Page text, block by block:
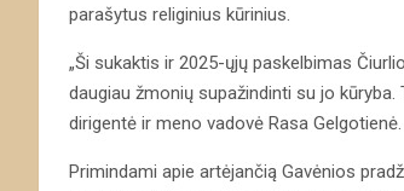
parašytus religinius kūrinius.
„Ši sukaktis ir 2025-ųjų paskelbimas
daugiau žmonių supažindinti su jo
dirigentė ir meno vadovė Rasa Gelgotienė.
Primindami apie artėjančią Gavėnios